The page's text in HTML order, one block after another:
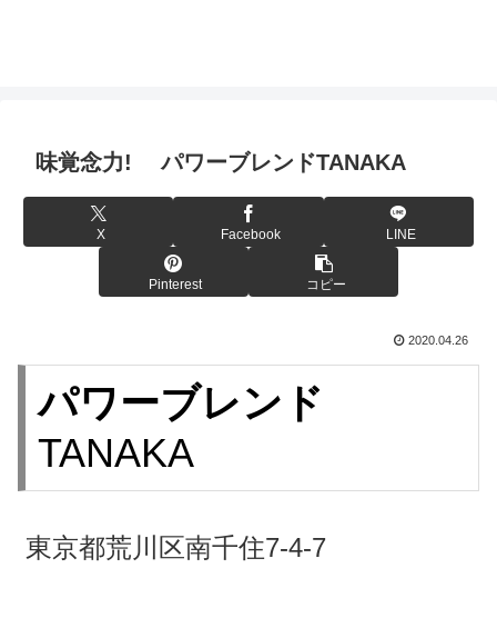
味覚念力! パワーブレンドTANAKA
X Facebook LINE
Pinterest コピー
2020.04.26
パワーブレンド
TANAKA
東京都荒川区南千住7-4-7